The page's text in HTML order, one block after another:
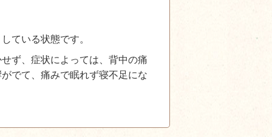
ている状態です。
ず、症状によっては、背中の痛
でて、痛みで眠れず寝不足にな